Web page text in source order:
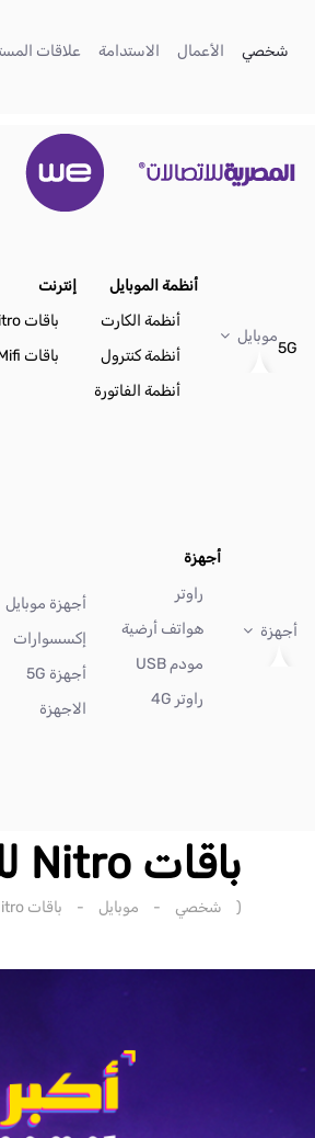
شخصي
الأعمال الاستدامة
(current) علاقات
5G
موبايل
أنظمة الموبايل
أنظمة الكارت
أنظمة كنترول
أنظمة الفاتورة
إنترنت
باقات Nitro للموبايل انترنت
باقات Nitro Mifi لخطوط الداتا
أجهزة
أجهزة
راوتر
هواتف أرضية
مودم USB
راوتر 4G
أجهزة موبايل
إكسسوارات
أجهزة 5G
الاجهزة
باقات Nitro للموبايل انترنت
( شخصي - موبايل - باقات Nitro للموبايل انترنت